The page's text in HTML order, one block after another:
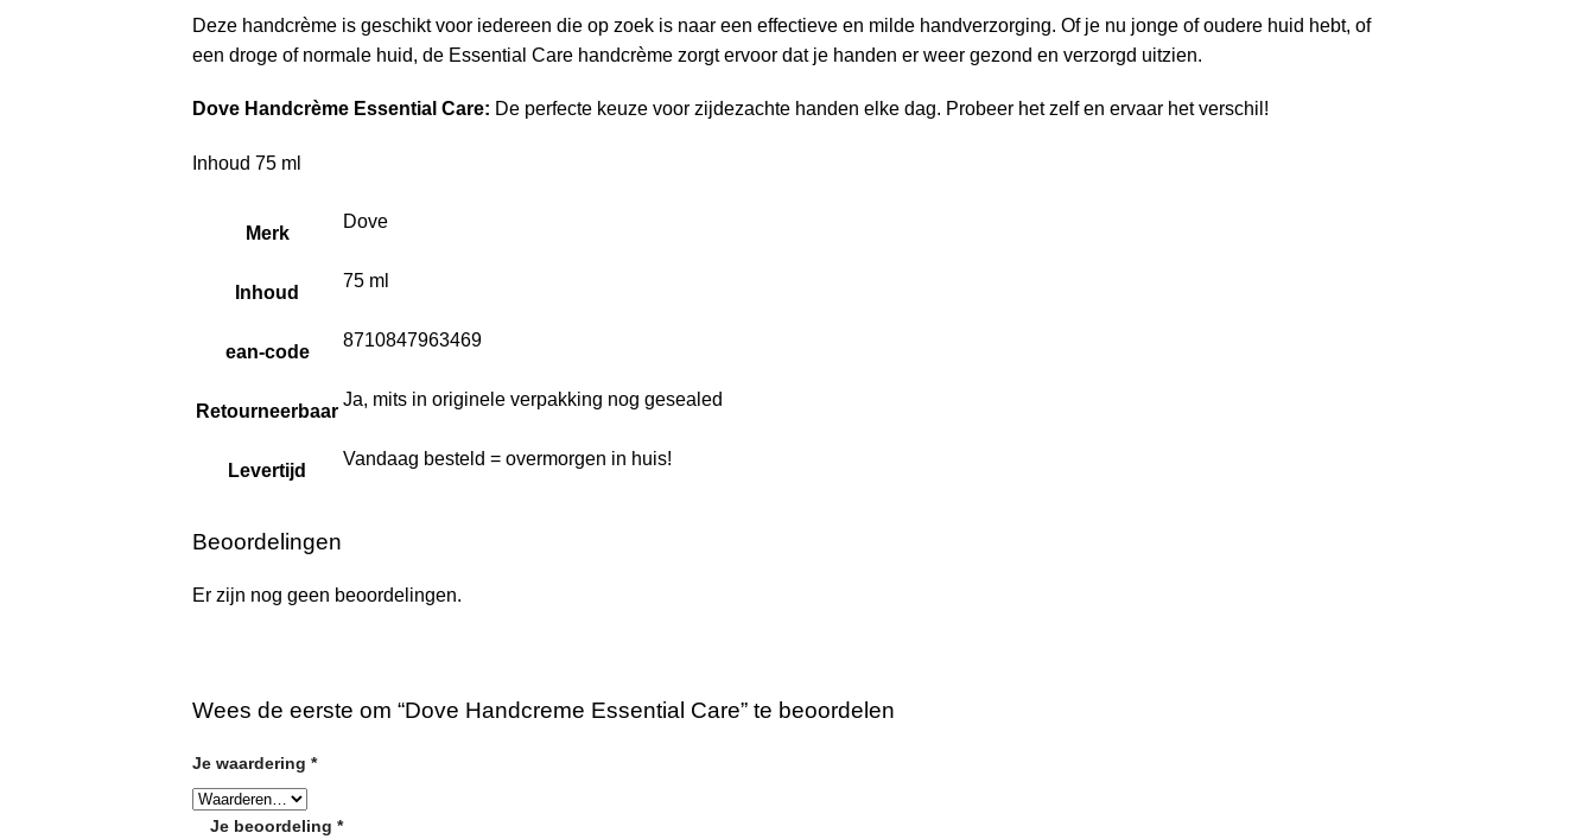
Deze handcrème is geschikt voor iedereen die op zoek is naar een effectieve en milde handverzorging. Of je nu jonge of oudere huid hebt, of
een droge of normale huid, de Essential Care handcrème zorgt ervoor dat je handen er weer gezond en verzorgd uitzien.
Dove Handcrème Essential Care: De perfecte keuze voor zijdezachte handen elke dag. Probeer het zelf en ervaar het verschil!
Inhoud 75 ml
Merk
Dove
Inhoud
75 ml
ean-code
8710847963469
Retourneerbaar
Ja, mits in originele verpakking nog gesealed
Levertijd
Vandaag besteld = overmorgen in huis!
Beoordelingen
Er zijn nog geen beoordelingen.
Wees de eerste om “Dove Handcreme Essential Care” te beoordelen
Je waardering *
Je beoordeling *